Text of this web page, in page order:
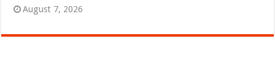
August 7, 2026